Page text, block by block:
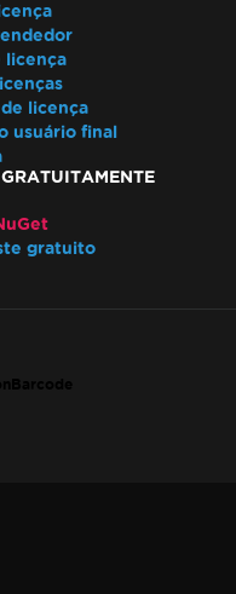
licença
licença
usuário final
gratuito